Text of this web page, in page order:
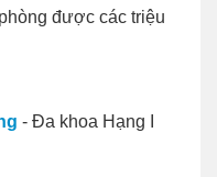
được các triệu
- Đa khoa Hạng I